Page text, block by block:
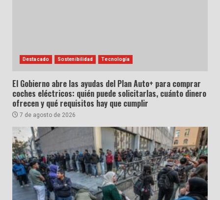
Destacado Sostenibilidad Tecnología
El Gobierno abre las ayudas del Plan Auto+ para comprar
coches eléctricos: quién puede solicitarlas, cuánto dinero
ofrecen y qué requisitos hay que cumplir
7 de agosto de 2026